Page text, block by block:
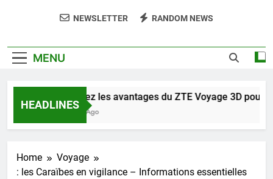
NEWSLETTER RANDOM NEWS
MENU
HEADLINES
Découvrez les avantages du ZTE Voyage 3D pour une
20 Heures Ago
Home
Voyage
: les Caraïbes en vigilance – Informations essentielles